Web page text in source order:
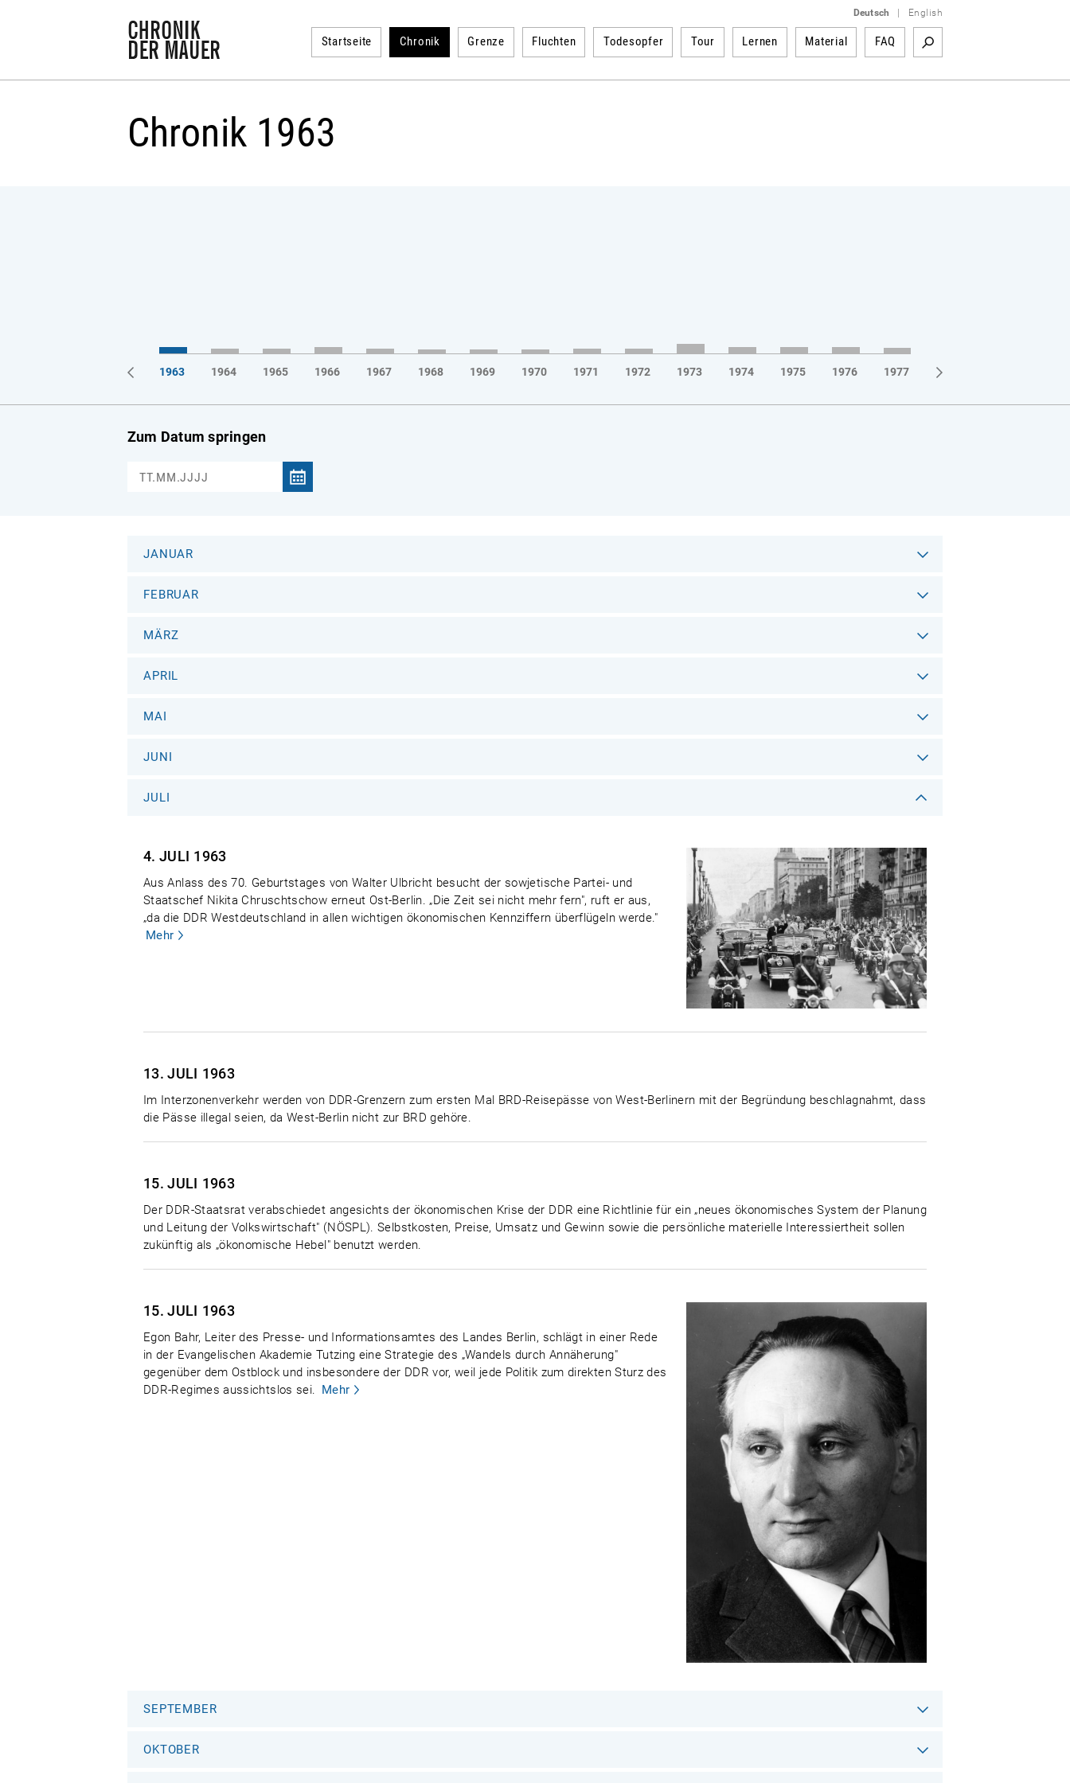
Deutsch English
Startseite Chronik Grenze Fluchten Todesopfer Tour Lernen Material FAQ
Chronik 1963
1962 1963 1964 1965 1966 1967 1968 1969 1970 1971 1972 1973 1974 1975 1976 1977 1978
Zum Datum springen
JANUAR
FEBRUAR
MÄRZ
APRIL
MAI
JUNI
JULI
4. JULI 1963
Aus Anlass des 70. Geburtstages von Walter Ulbricht besucht der sowjetische Partei- und
Staatschef Nikita Chruschtschow erneut Ost-Berlin. „Die Zeit sei nicht mehr fern", ruft er aus,
„da die DDR Westdeutschland in allen wichtigen ökonomischen Kennziffern überflügeln werde."
Mehr
13. JULI 1963
Im Interzonenverkehr werden von DDR-Grenzern zum ersten Mal BRD-Reisepässe von West-Berlinern mit der Begründung beschlagnahmt, dass
die Pässe illegal seien, da West-Berlin nicht zur BRD gehöre.
15. JULI 1963
Der DDR-Staatsrat verabschiedet angesichts der ökonomischen Krise der DDR eine Richtlinie für ein „neues ökonomisches System der Planung
und Leitung der Volkswirtschaft" (NÖSPL). Selbstkosten, Preise, Umsatz und Gewinn sowie die persönliche materielle Interessiertheit sollen
zukünftig als „ökonomische Hebel" benutzt werden.
15. JULI 1963
Egon Bahr, Leiter des Presse- und Informationsamtes des Landes Berlin, schlägt in einer Rede
in der Evangelischen Akademie Tutzing eine Strategie des „Wandels durch Annäherung"
gegenüber dem Ostblock und insbesondere der DDR vor, weil jede Politik zum direkten Sturz des
DDR-Regimes aussichtslos sei. Mehr
SEPTEMBER
OKTOBER